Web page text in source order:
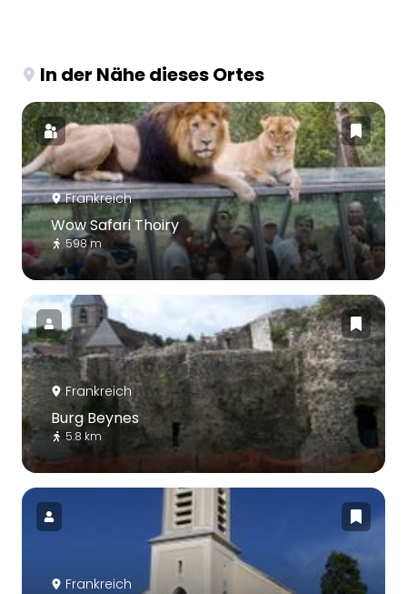
In der Nähe dieses Ortes
Frankreich
Wow Safari Thoiry
598 m
Frankreich
Burg Beynes
5.8 km
Frankreich